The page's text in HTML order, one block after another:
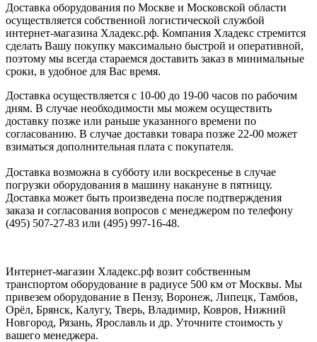
Доставка оборудования по Москве и Московской области
осуществляется собственной логистической службой
интернет-магазина Хладекс.рф. Компания Хладекс стремится
сделать Вашу покупку максимально быстрой и оперативной,
поэтому мы всегда стараемся доставить заказ в минимальные
сроки, в удобное для Вас время.
Доставка осуществляется с 10-00 до 19-00 часов по рабочим
дням. В случае необходимости мы можем осуществить
доставку позже или раньше указанного времени по
согласованию. В случае доставки товара позже 22-00 может
взиматься дополнительная плата с покупателя.
Доставка возможна в субботу или воскресенье в случае
погрузки оборудования в машину накануне в пятницу.
Доставка может быть произведена после подтверждения
заказа и согласования вопросов с менеджером по телефону
(495) 507-27-83 или (495) 997-16-48.
Интернет-магазин Хладекс.рф возит собственным
транспортом оборудование в радиусе 500 км от Москвы. Мы
привезем оборудование в Пензу, Воронеж, Липецк, Тамбов,
Орёл, Брянск, Калугу, Тверь, Владимир, Ковров, Нижний
Новгород, Рязань, Ярославль и др. Уточните стоимость у
вашего менеджера.